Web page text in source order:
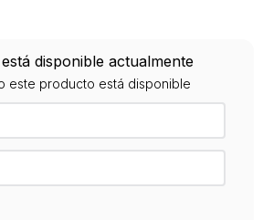
disponible actualmente
este producto está disponible